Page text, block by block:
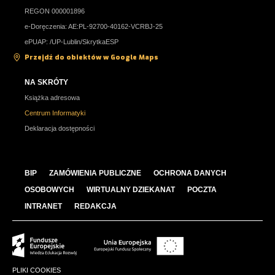
REGON 000001896
e-Doręczenia: AE:PL-92700-40162-VCRBJ-25
ePUAP: /UP-Lublin/SkrytkaESP
Przejdź do obiektów w Google Maps
NA SKRÓTY
Książka adresowa
Centrum Informatyki
Deklaracja dostępności
BIP ZAMÓWIENIA PUBLICZNE
OCHRONA DANYCH
OSOBOWYCH
WIRTUALNY DZIEKANAT
POCZTA
INTRANET
REDAKCJA
PLIKI COOKIES